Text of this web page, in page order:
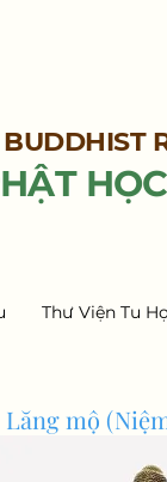
Thư Viện Tu
Lăng mộ